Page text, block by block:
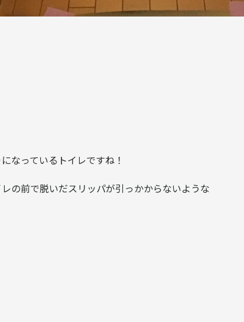
なっているトイレですね！
の前で脱いだスリッパが引っかからないような